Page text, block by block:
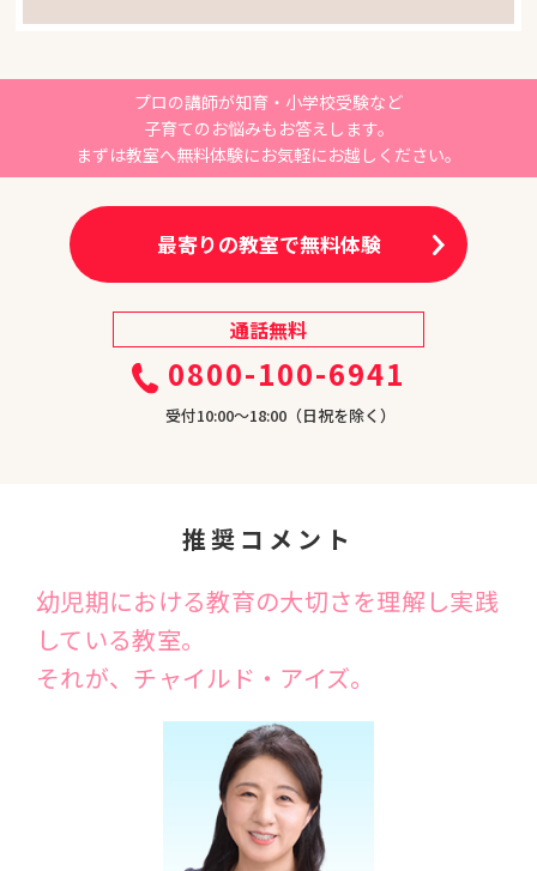
プロの講師が知育・小学校受験など
子育てのお悩みもお答えします。
まずは教室へ無料体験にお気軽にお越しください。
最寄りの教室で無料体験
通話無料
0800-100-6941
受付10:00〜18:00（日祝を除く）
推奨コメント
幼児期における教育の大切さを理解し実践
している教室。
それが、チャイルド・アイズ。